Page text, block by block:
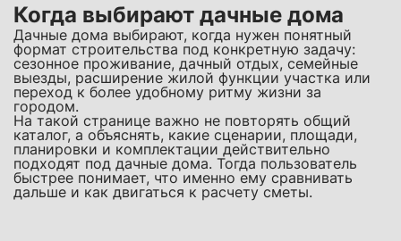
Когда выбирают дачные дома
Дачные дома выбирают, когда нужен понятный
формат строительства под конкретную задачу:
сезонное проживание, дачный отдых, семейные
выезды, расширение жилой функции участка или
переход к более удобному ритму жизни за
городом.
На такой странице важно не повторять общий
каталог, а объяснять, какие сценарии, площади,
планировки и комплектации действительно
подходят под дачные дома. Тогда пользователь
быстрее понимает, что именно ему сравнивать
дальше и как двигаться к расчету сметы.